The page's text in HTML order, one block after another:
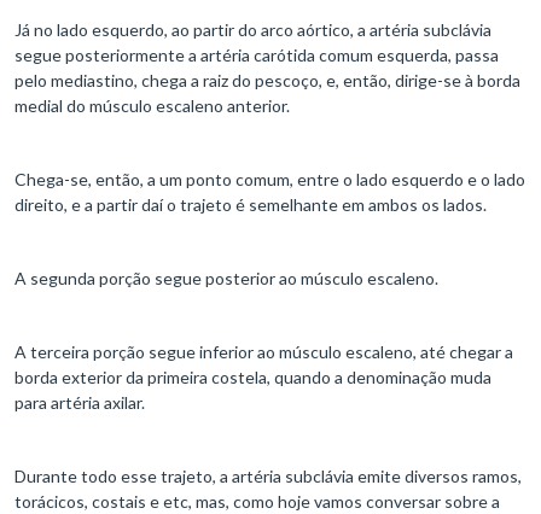
Já no lado esquerdo, ao partir do arco aórtico, a artéria subclávia
segue posteriormente a artéria carótida comum esquerda, passa
pelo mediastino, chega a raiz do pescoço, e, então, dirige-se à borda
medial do músculo escaleno anterior.
Chega-se, então, a um ponto comum, entre o lado esquerdo e o lado
direito, e a partir daí o trajeto é semelhante em ambos os lados.
A segunda porção segue posterior ao músculo escaleno.
A terceira porção segue inferior ao músculo escaleno, até chegar a
borda exterior da primeira costela, quando a denominação muda
para artéria axilar.
Durante todo esse trajeto, a artéria subclávia emite diversos ramos,
torácicos, costais e etc, mas, como hoje vamos conversar sobre a